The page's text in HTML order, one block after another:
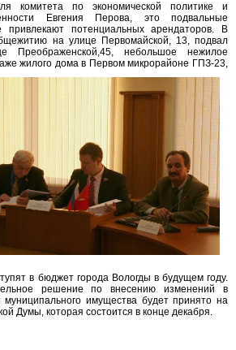
комитета по экономической политике и
Евгения Перова, это подвальные
потенциальных арендаторов. В
на улице Первомайской, 13, подвал
Преображенской,45, небольшое нежилое
жилого дома в Первом микрорайоне ГПЗ-23,
в бюджет города Вологды в будущем году.
решение по внесению изменений в
муниципального имущества будет принято на
Думы, которая состоится в конце декабря.